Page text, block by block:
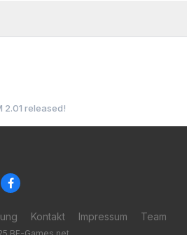
2.01 released!
Kontakt Impressum Team